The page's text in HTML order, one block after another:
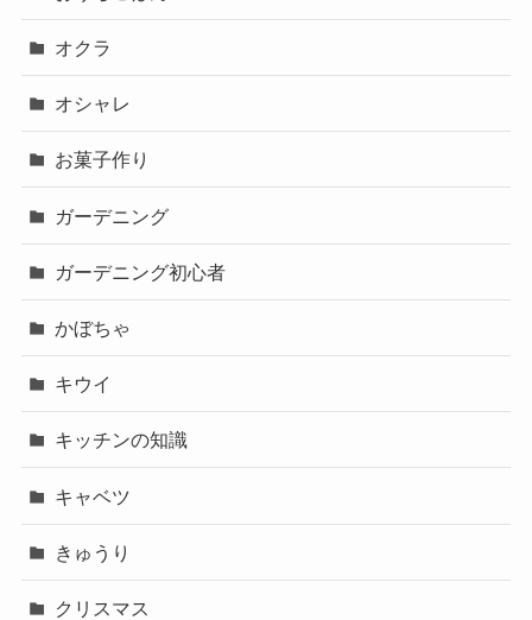
オクラ
オシャレ
お菓子作り
ガーデニング
ガーデニング初心者
かぼちゃ
キウイ
キッチンの知識
キャベツ
きゅうり
クリスマス